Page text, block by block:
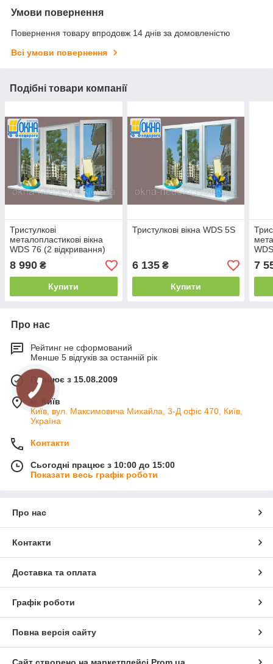
Умови повернення
Повернення товару впродовж 14 днів за домовленістю
Всі умови повернення
Подібні товари компанії
Тристулкові
металопластикові вікна
WDS 76 (2 відкривання)
8 990 ₴
Купити
Тристулкові вікна WDS 5S
6 135₴
Купити
7
Про нас
Рейтинг не сформований
Менше 5 відгуків за останній рік
Працює з 15.08.2009
м. Київ
Київ, вул. Максимовича Михайла, 3-Д офіс 470, Київ,
Україна
Контакти
Сьогодні працює з 10:00 до 15:00
Показати весь графік роботи
Про нас
Контакти
Доставка та оплата
Графік роботи
Повна версія сайту